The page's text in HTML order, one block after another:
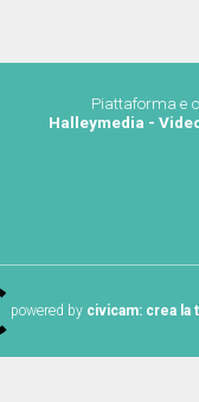
Piattaforma e
Halleymedia -
powered by civicam: crea la